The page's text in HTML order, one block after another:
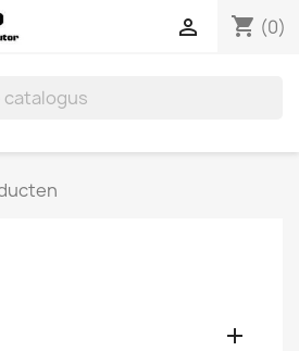
shopping_cart (0)

